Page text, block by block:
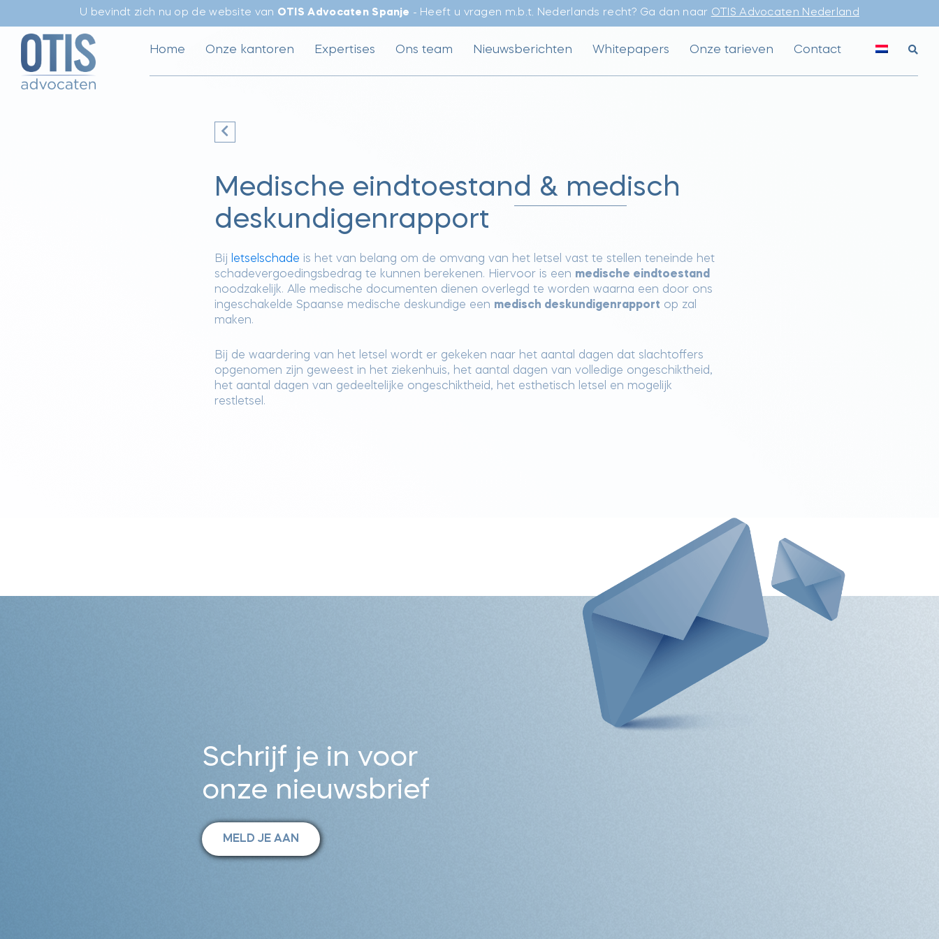
U bevindt zich nu op de website van OTIS Advocaten Spanje - Heeft u vragen m.b.t. Nederlands recht? Ga dan naar OTIS Advocaten Nederland
Home Onze kantoren Expertises Ons team Nieuwsberichten Whitepapers Onze tarieven Contact
Medische eindtoestand & medisch
deskundigenrapport
Bij letselschade is het van belang om de omvang van het letsel vast te stellen teneinde het
schadevergoedingsbedrag te kunnen berekenen. Hiervoor is een medische eindtoestand
noodzakelijk. Alle medische documenten dienen overlegd te worden waarna een door ons
ingeschakelde Spaanse medische deskundige een medisch deskundigenrapport op zal
maken.
Bij de waardering van het letsel wordt er gekeken naar het aantal dagen dat slachtoffers
opgenomen zijn geweest in het ziekenhuis, het aantal dagen van volledige ongeschiktheid,
het aantal dagen van gedeeltelijke ongeschiktheid, het esthetisch letsel en mogelijk
restletsel.
Schrijf je in voor
onze nieuwsbrief